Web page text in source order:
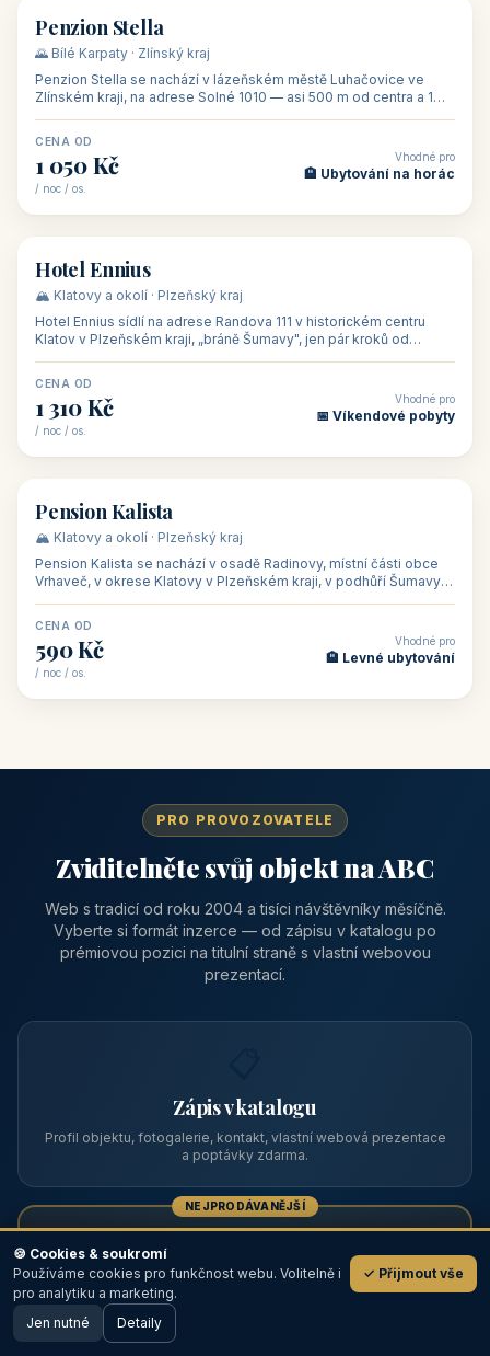
🏡 penzion
Penzion Stella
🌄 Bílé Karpaty · Zlínský kraj
Penzion Stella se nachází v lázeňském městě Luhačovice ve
Zlínském kraji, na adrese Solné 1010 — asi 500 m od centra a 1
CENA OD
1 050 Kč
/ noc / os.
Vhodné pro
🏨 Ubytování na horác
🏨 hotel
Hotel Ennius
🏔️ Klatovy a okolí · Plzeňský kraj
Hotel Ennius sídlí na adrese Randova 111 v historickém centru
Klatov v Plzeňském kraji, „bráně Šumavy", jen pár kroků od
CENA OD
1 310 Kč
/ noc / os.
Vhodné pro
📅 Víkendové pobyty
🏡 penzion
Pension Kalista
🏔️ Klatovy a okolí · Plzeňský kraj
Pension Kalista se nachází v osadě Radinovy, místní části obce
Vrhaveč, v okrese Klatovy v Plzeňském kraji, v podhůří Šumavy
CENA OD
590 Kč
/ noc / os.
Vhodné pro
🏨 Levné ubytování
PRO PROVOZOVATELE
Zviditelněte svůj objekt na ABC
Web s tradicí od roku 2004 a tisíci návštěvníky měsíčně.
Vyberte si formát inzerce — od zápisu v katalogu po
prémiovou pozici na titulní straně s vlastní webovou
prezentací.
Zápis v katalogu
Profil objektu, fotogalerie, kontakt, vlastní webová prezentace
a poptávky zdarma.
NEJPRODÁVANĚJŠÍ
Prémiový partner
TOP pozice na titulce, přednost ve výpisech, zlatý odznak a
💬
🖥️ Desktop verze
🍪 Cookies & soukromí
Používáme cookies pro funkčnost webu. Volitelně i
pro analytiku a marketing.
✓ Přijmout vše
Jen nutné Detaily